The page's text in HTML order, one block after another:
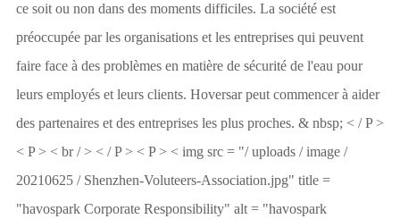
ce soit ou non dans des moments difficiles. La société est
préoccupée par les organisations et les entreprises qui peuvent
faire face à des problèmes en matière de sécurité de l'eau pour
leurs employés et leurs clients. Hoversar peut commencer à aider
des partenaires et des entreprises les plus proches. & nbsp; < / P >
< P > < br / > < / P > < P > < img src = "/ uploads / image /
20210625 / Shenzhen-Voluteers-Association.jpg" title =
"havospark Corporate Responsibility" alt = "havospark